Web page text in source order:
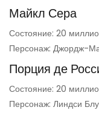
Майкл Сера
Состояние: 20
Персонаж: Джордж-
Порция де
Состояние: 20
Персонаж: Линдси